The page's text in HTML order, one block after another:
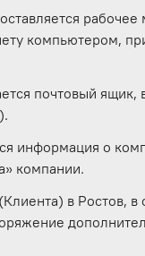
компьютером,
почтовый ящик,
информация о
компании.
в Ростов, в